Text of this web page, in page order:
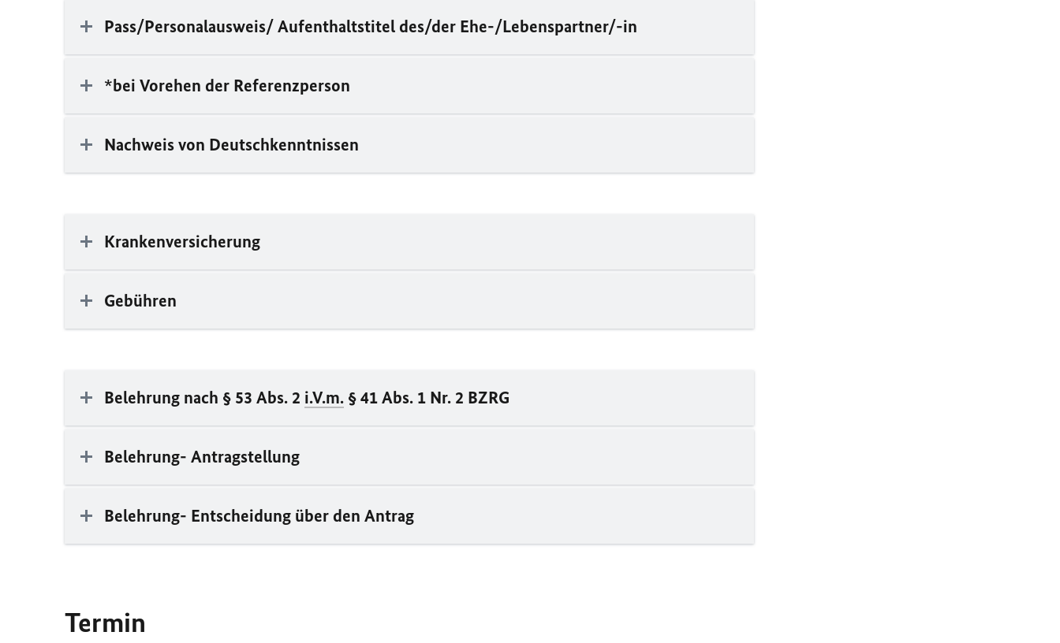
Pass/Personalausweis/ Aufenthaltstitel des/der Ehe-/Lebenspartner/-in
*bei Vorehen der Referenzperson
Nachweis von Deutschkenntnissen
Krankenversicherung
Gebühren
Belehrung nach § 53 Abs. 2 i.V.m. § 41 Abs. 1 Nr. 2 BZRG
Belehrung- Antragstellung
Belehrung- Entscheidung über den Antrag
Termin